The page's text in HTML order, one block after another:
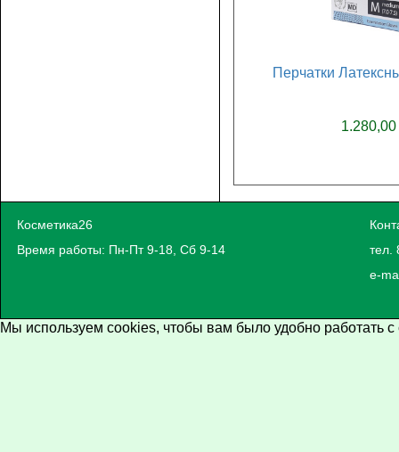
Перчатки
1.280,00
Косметика26
Время работы: Пн-Пт 9-18, Сб 9-14
тел.
e-
Мы используем cookies, чтобы вам было удобно работать с